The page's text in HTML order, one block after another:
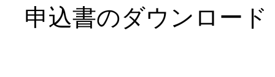
申込書のダウンロー